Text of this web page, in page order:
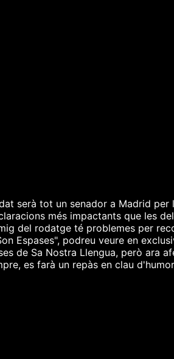
serà tot un senador a Madrid
més impactants que les
del rodatge té problemes per
Espases", podreu veure en
de Sa Nostra Llengua, però ara
es farà un repàs en clau